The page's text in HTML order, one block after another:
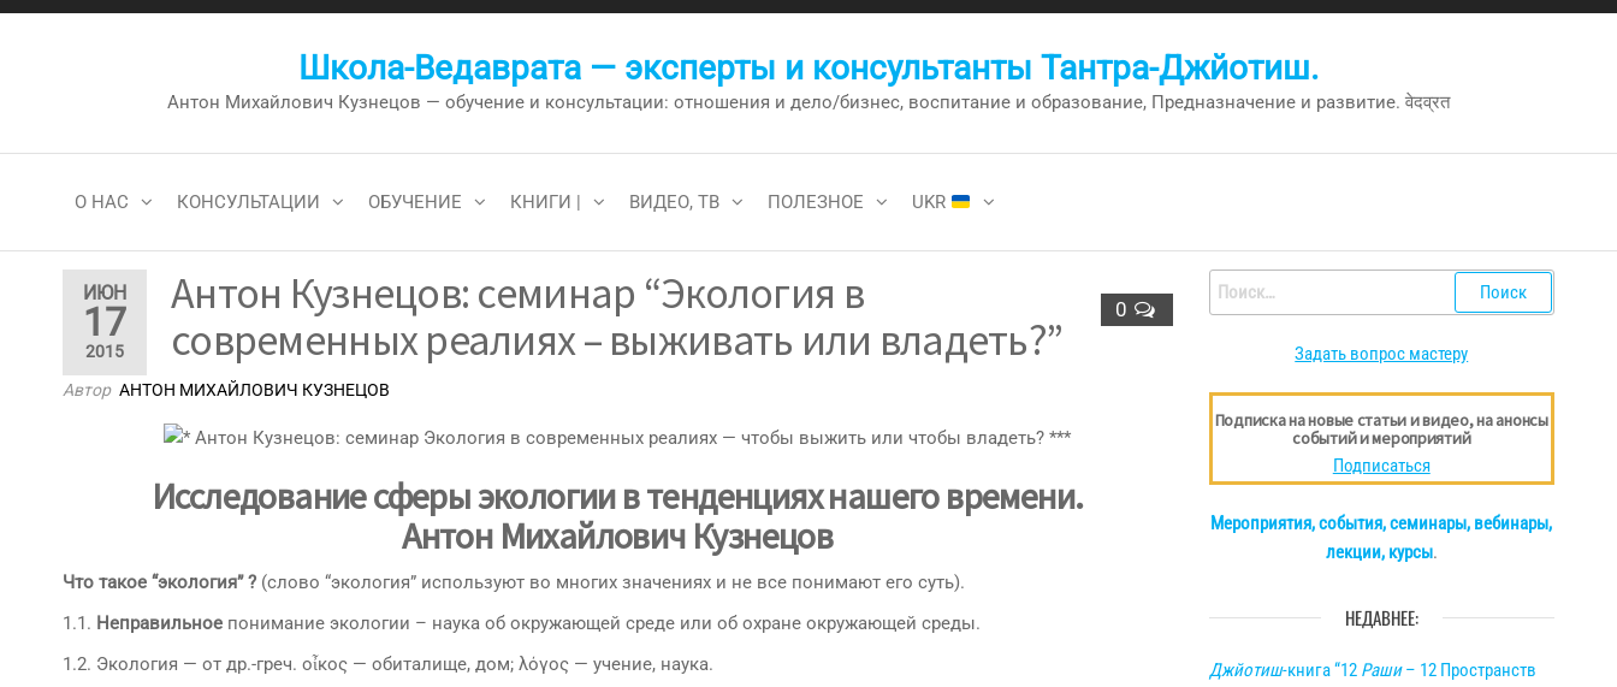
Перейти
Школа-Ведаврата — эксперты и консультанты Тантра-Джйотиш.
Антон Михайлович Кузнецов — обучение и консультации: отношения и дело/бизнес, воспитание и образование, Предназначение и развитие. वेदव्रत
О НАС КОНСУЛЬТАЦИИ ОБУЧЕНИЕ КНИГИ | ВИДЕО, ТВ ПОЛЕЗНОЕ UKR
ИЮН
17
2015
0
Антон Кузнецов: семинар “Экология в
современных реалиях – выживать или владеть?”
Автор АНТОН МИХАЙЛОВИЧ КУЗНЕЦОВ
Исследование сферы экологии в тенденциях нашего времени.
Антон Михайлович Кузнецов
Что такое “экология” ? (слово “экология” используют во многих значениях и не все понимают его суть).
1.1. Неправильное понимание экологии – наука об окружающей среде или об охране окружающей среды.
1.2. Экология — от др.-греч. οἶκος — обиталище, дом; λόγος — учение, наука.
Найти:
Задать вопрос мастеру
Подписка на новые статьи и видео, на анонсы
событий и мероприятий
Подписаться
Мероприятия, события, семинары, вебинары,
лекции, курсы.
НЕДАВНЕЕ:
Джйотиш-книга “12 Раши– 12 Пространств